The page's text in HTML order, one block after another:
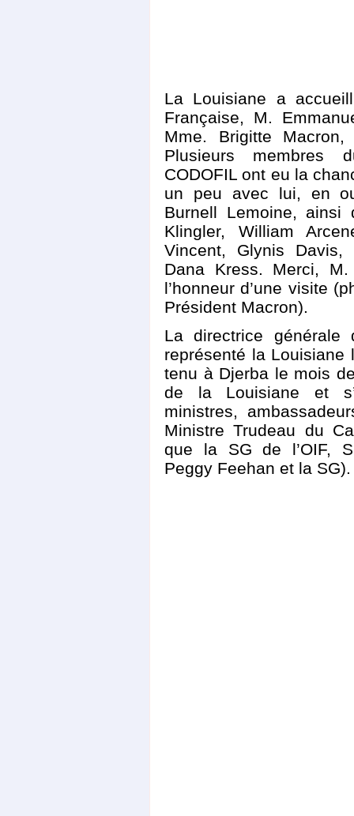
La Louisiane a
Française, M.
Mme. Brigitte
Plusieurs membres
CODOFIL ont eu la
un peu avec lui, en
Burnell Lemoine, ainsi
Klingler, William
Vincent, Glynis
Dana Kress. Merci,
l’honneur d’une visite
Président Macron).
La directrice générale
représenté la Louisiane
tenu à Djerba le mois
de la Louisiane et
ministres,
Ministre Trudeau du
que la SG de l’OIF,
Peggy Feehan et la SG).